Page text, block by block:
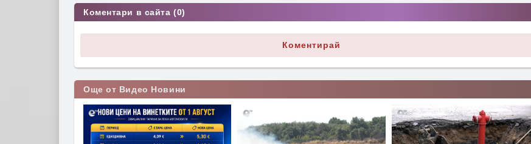
Коментари в сайта (0)
Коментирай
Още от Видео Новини